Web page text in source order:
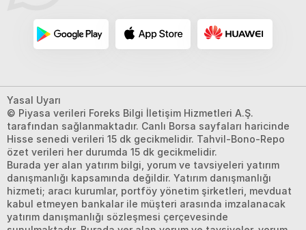
Yasal Uyarı
© Piyasa verileri Foreks Bilgi İletişim Hizmetleri A.Ş.
tarafından sağlanmaktadır. Canlı Borsa sayfaları haricinde
Hisse senedi verileri 15 dk gecikmelidir. Tahvil-Bono-Repo
özet verileri her durumda 15 dk gecikmelidir.
Burada yer alan yatırım bilgi, yorum ve tavsiyeleri yatırım
danışmanlığı kapsamında değildir. Yatırım danışmanlığı
hizmeti; aracı kurumlar, portföy yönetim şirketleri, mevduat
kabul etmeyen bankalar ile müşteri arasında imzalanacak
yatırım danışmanlığı sözleşmesi çerçevesinde